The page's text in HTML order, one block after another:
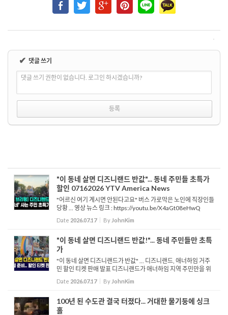
✔ 댓글 쓰기
댓글 쓰기 권한이 없습니다. 로그인 하시겠습니까?
"이 동네 살면 디즈니랜드 반값"... 동네 주민들 초특가
할인 07162026 YTV America News
"어르신 여기 계시면 안된다고요" 버스 가로막은 노인에 직장인들
당황 ... 영상 뉴스 링크 : https://youtu.be/X4aGt08eHwQ
Date 2026.07.17 By JohnKim
"이 동네 살면 디즈니랜드 반값!"... 동네 주민들만 초특
가
"이 동네 살면 디즈니랜드가 반값" ... 디즈니랜드, 애너하임 거주
민 할인 티켓 판매 발표 디즈니랜드가 애너하임 지역 주민만을 위
한 특별 할인 티켓 판매를 시작했습니다. 성인 파크 1개 입장권은
최저 71달러, 성인 파크호퍼 입장권은 104달러지만 3세에서 ...
Date 2026.07.17 By JohnKim
100년 된 수도관 결국 터졌다... 거대한 물기둥에 싱크
홀